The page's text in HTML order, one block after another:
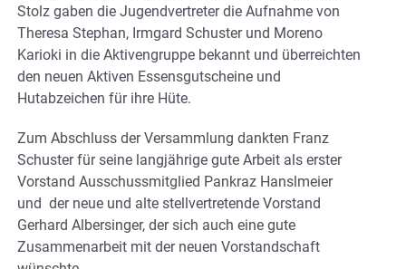
Stolz gaben die Jugendvertreter die Aufnahme von
Theresa Stephan, Irmgard Schuster und Moreno
Karioki in die Aktivengruppe bekannt und überreichten
den neuen Aktiven Essensgutscheine und
Hutabzeichen für ihre Hüte.
Zum Abschluss der Versammlung dankten Franz
Schuster für seine langjährige gute Arbeit als erster
Vorstand Ausschussmitglied Pankraz Hanslmeier
und der neue und alte stellvertretende Vorstand
Gerhard Albersinger, der sich auch eine gute
Zusammenarbeit mit der neuen Vorstandschaft